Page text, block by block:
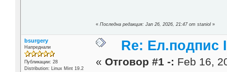
«Последна редакция: Jan 26, 2026, 21:47 от staniol »
bsurgery
Напреднали
Публикации: 28
Distribution: Linux Mint 19.2
Re: Ел.подпис
« Отговор #1 -: Feb 16,